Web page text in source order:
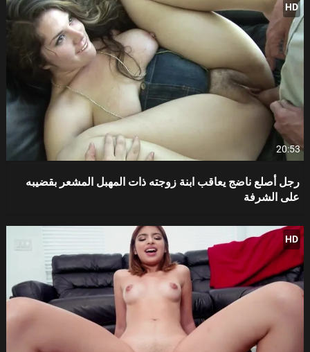
HD
20:53
رجل أصلع ناضج يعاقب ابنة زوجته ذات المهبل المشعر بقضيبه
على الشرفة
HD